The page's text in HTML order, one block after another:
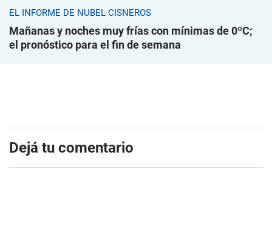
EL INFORME DE NUBEL CISNEROS
Mañanas y noches muy frías con mínimas de 0ºC;
el pronóstico para el fin de semana
Dejá tu comentario